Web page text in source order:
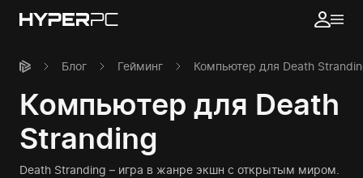
Блог Гейминг Компьютер для Death
Компьютер для Death
Stranding
Death Stranding – игра в жанре экшн с открытым миром.